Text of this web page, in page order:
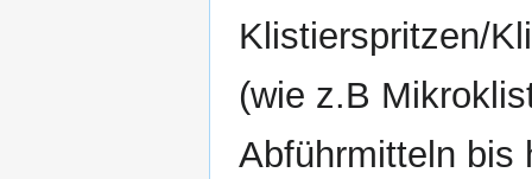
Klistierspritzen/
(wie z.B
Abführmitteln bis